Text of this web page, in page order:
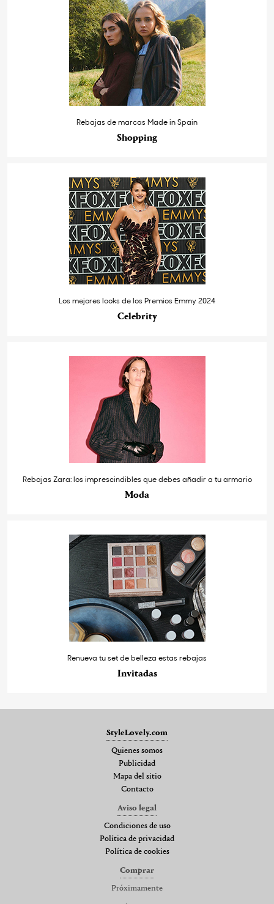
Rebajas de marcas Made in Spain
Shopping
Los mejores looks de los Premios Emmy 2024
Celebrity
Rebajas Zara: los imprescindibles que debes añadir a tu armario
Moda
Renueva tu set de belleza estas rebajas
Invitadas
StyleLovely.com
Quienes somos
Publicidad
Mapa del sitio
Contacto
Aviso legal
Condiciones de uso
Política de privacidad
Política de cookies
Comprar
Próximamente